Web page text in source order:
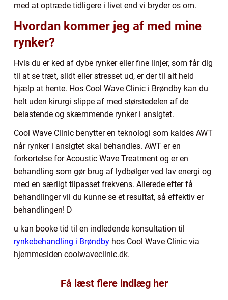
med at optræde tidligere i livet end vi bryder os om.
Hvordan kommer jeg af med mine
rynker?
Hvis du er ked af dybe rynker eller fine linjer, som får dig
til at se træt, slidt eller stresset ud, er der til alt held
hjælp at hente. Hos Cool Wave Clinic i Brøndby kan du
helt uden kirurgi slippe af med størstedelen af de
belastende og skæmmende rynker i ansigtet.
Cool Wave Clinic benytter en teknologi som kaldes AWT
når rynker i ansigtet skal behandles. AWT er en
forkortelse for Acoustic Wave Treatment og er en
behandling som gør brug af lydbølger ved lav energi og
med en særligt tilpasset frekvens. Allerede efter få
behandlinger vil du kunne se et resultat, så effektiv er
behandlingen! D
u kan booke tid til en indledende konsultation til
rynkebehandling i Brøndby hos Cool Wave Clinic via
hjemmesiden coolwaveclinic.dk.
Få læst flere indlæg her